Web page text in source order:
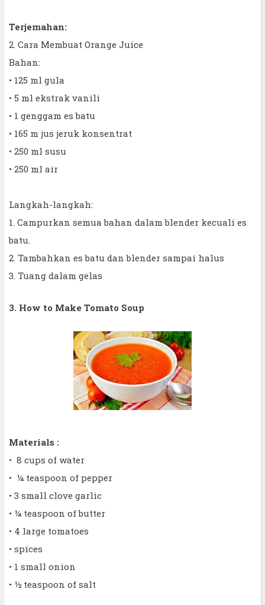
Terjemahan:
2. Cara Membuat Orange Juice
Bahan:
• 125 ml gula
• 5 ml ekstrak vanili
• 1 genggam es batu
• 165 m jus jeruk konsentrat
• 250 ml susu
• 250 ml air
Langkah-langkah:
1. Campurkan semua bahan dalam blender kecuali es
batu.
2. Tambahkan es batu dan blender sampai halus
3. Tuang dalam gelas
3. How to Make Tomato Soup
Materials :
• 8 cups of water
• ¼ teaspoon of pepper
• 3 small clove garlic
• ¼ teaspoon of butter
• 4 large tomatoes
• spices
• 1 small onion
• ½ teaspoon of salt